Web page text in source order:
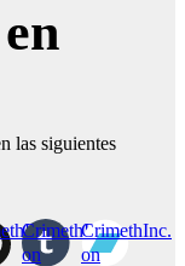
las siguientes
CrimethInc.
on
CrimethInc.
on